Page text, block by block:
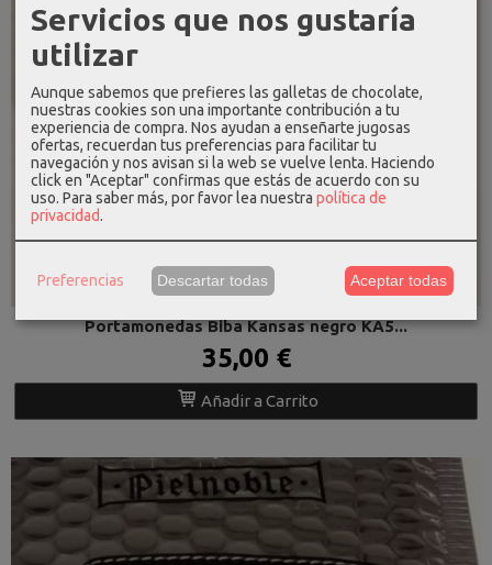
Portamonedas BIBA
Portamonedas Biba Kansas negro KA5...
35,00 €
Añadir a Carrito
Servicios que nos gustaría
utilizar
Aunque sabemos que prefieres las galletas de chocolate,
nuestras cookies son una importante contribución a tu
experiencia de compra. Nos ayudan a enseñarte jugosas
ofertas, recuerdan tus preferencias para facilitar tu
navegación y nos avisan si la web se vuelve lenta. Haciendo
click en "Aceptar" confirmas que estás de acuerdo con su
uso. Para saber más, por favor lea nuestra política de
privacidad.
Preferencias Descartar todas Aceptar todas